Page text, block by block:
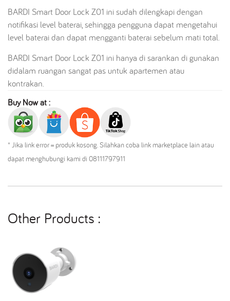
BARDI Smart Door Lock Z01 ini sudah dilengkapi dengan
notifikasi level baterai, sehingga pengguna dapat mengetahui
level baterai dan dapat mengganti baterai sebelum mati total.
BARDI Smart Door Lock Z01 ini hanya di sarankan di gunakan
didalam ruangan sangat pas untuk apartemen atau
kontrakan.
Buy Now at :
* Jika link error = produk kosong. Silahkan coba link marketplace lain atau
dapat menghubungi kami di 08111797911
Other Products :